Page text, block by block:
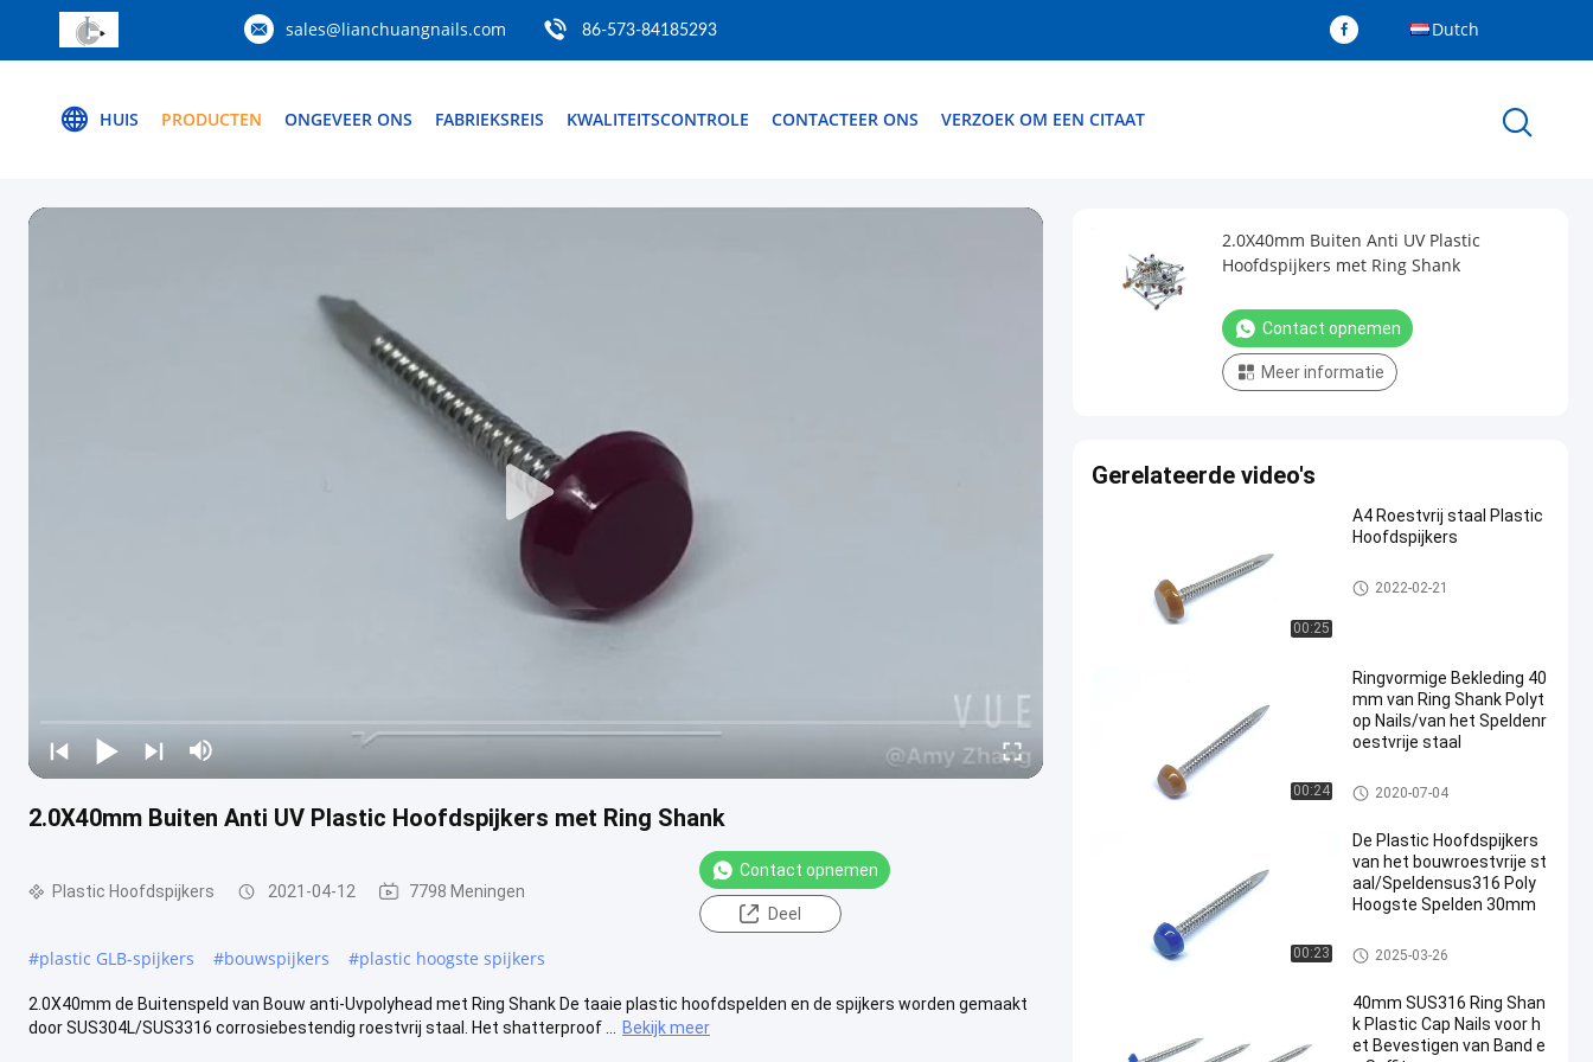
sales@lianchuangnails.com 86-573-84185293 Dutch
HUIS PRODUCTEN ONGEVEER ONS FABRIEKSREIS KWALITEITSCONTROLE CONTACTEER ONS VERZOEK OM EEN CITAAT
2.0X40mm Buiten Anti UV Plastic Hoofdspijkers met Ring Shank
Plastic Hoofdspijkers 2021-04-12 7798 Meningen
Contact opnemen
Deel
#plastic GLB-spijkers #bouwspijkers #plastic hoogste spijkers
2.0X40mm de Buitenspeld van Bouw anti-Uvpolyhead met Ring Shank De taaie plastic hoofdspelden en de spijkers worden gemaakt
door SUS304L/SUS3316 corrosiebestendig roestvrij staal. Het shatterproof ...
Bekijk meer
2.0X40mm Buiten Anti UV Plastic
Hoofdspijkers met Ring Shank
Contact opnemen
Meer informatie
Gerelateerde video's
00:25
A4 Roestvrij staal Plastic
Hoofdspijkers
Plastic Hoofdspijkers
2022-02-21
00:24
Ringvormige Bekleding 40
mm van Ring Shank Polyt
op Nails/van het Speldenr
oestvrije staal
Plastic Hoofdspijkers
2020-07-04
00:23
De Plastic Hoofdspijkers
van het bouwroestvrije st
aal/Speldensus316 Poly
Hoogste Spelden 30mm
Plastic Hoofdspijkers
2025-03-26
40mm SUS316 Ring Shan
k Plastic Cap Nails voor h
et Bevestigen van Band e